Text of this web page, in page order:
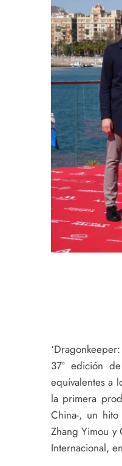
37º edición
equivalentes a
la primera
China-, un
Zhang Yimou y
Internacional,